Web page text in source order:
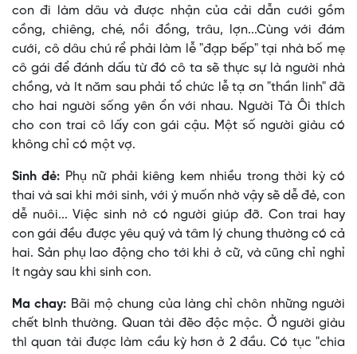
con đi làm dâu và được nhận của cải dẫn cưới gồm
cồng, chiêng, ché, nồi đồng, trâu, lợn...Cùng với đám
cưới, cô dâu chú rể phải làm lễ "đạp bếp" tại nhà bố mẹ
cô gái để đánh dấu từ đó cô ta sẽ thực sự là người nhà
chồng, và ít năm sau phải tổ chức lễ tạ ơn "thần linh" đã
cho hai người sống yên ổn với nhau. Người Tà Ôi thích
cho con trai cô lấy con gái cậu. Một số người giàu có
không chỉ có một vợ.
Sinh đẻ: Phụ nữ phải kiêng kem nhiều trong thời kỳ có
thai và sai khi mới sinh, với ý muốn nhờ vậy sẽ dễ đẻ, con
dễ nuôi... Việc sinh nở có người giúp đỡ. Con trai hay
con gái đều được yêu quý và tâm lý chung thường có cả
hai. Sản phụ lao động cho tới khi ở cữ, và cũng chỉ nghỉ
ít ngày sau khi sinh con.
Ma chay: Bãi mộ chung của làng chỉ chôn những người
chết bình thường. Quan tài đẽo độc mộc. Ở người giàu
thì quan tài được làm cầu kỳ hơn ở 2 đầu. Có tục "chia